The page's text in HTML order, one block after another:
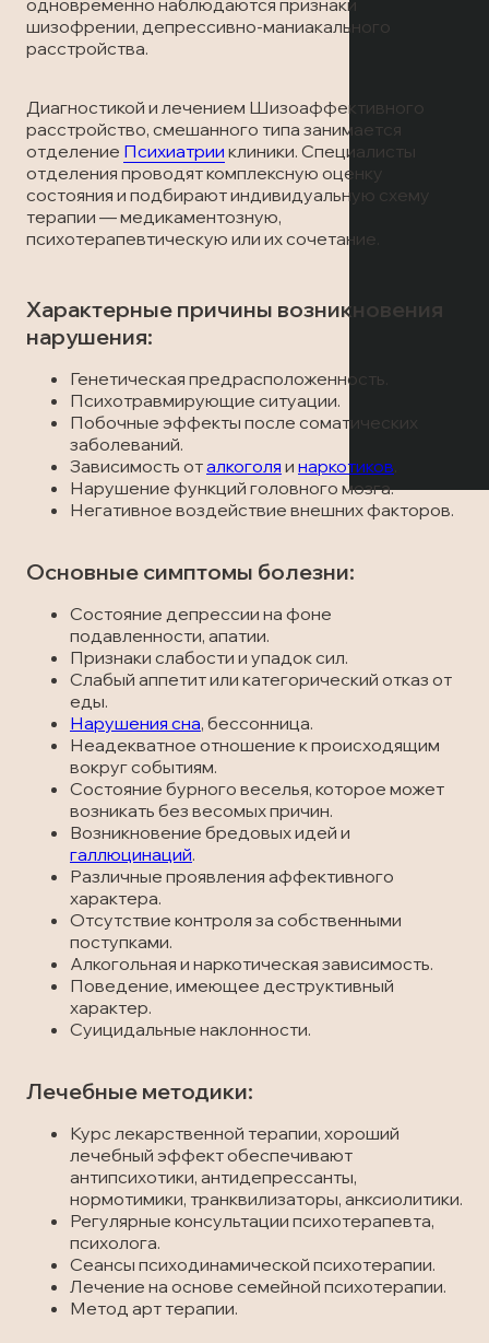
Лечение алкоголизма
Транспортировка пациентов
Лечение в стационаре
Скорая медицинская помощь
Онлайн-консультация
Вызов врача
Запись на прием
Запись на прием
Вызов врача
одновременно наблюдаются признаки
шизофрении, депрессивно-маниакального
расстройства.
Диагностикой и лечением Шизоаффективного
расстройство, смешанного типа занимается
отделение Психиатрии клиники. Специалисты
отделения проводят комплексную оценку
состояния и подбирают индивидуальную схему
терапии — медикаментозную,
психотерапевтическую или их сочетание.
Характерные причины возникновения
нарушения:
Генетическая предрасположенность.
Психотравмирующие ситуации.
Побочные эффекты после соматических
заболеваний.
Зависимость оталкоголя и наркотиков
Нарушение функций головного мозга.
Негативное воздействие внешних факторов.
Основные симптомы болезни:
Состояние депрессии на фоне
подавленности, апатии.
Признаки слабости и упадок сил.
Слабый аппетит или категорический отказ от
еды.
Нарушения сна, бессонница.
Неадекватное отношение к происходящим
вокруг событиям.
Состояние бурного веселья, которое может
возникать без весомых причин.
Возникновение бредовых идей и
галлюцинаций.
Различные проявления аффективного
характера.
Отсутствие контроля за собственными
поступками.
Алкогольная и наркотическая зависимость.
Поведение, имеющее деструктивный
характер.
Суицидальные наклонности.
Лечебные методики:
Курс лекарственной терапии, хороший
лечебный эффект обеспечивают
антипсихотики, антидепрессанты,
нормотимики, транквилизаторы, анксиолитики.
Регулярные консультации психотерапевта,
психолога.
Сеансы психодинамической психотерапии.
Лечение на основе семейной психотерапии.
Метод арт терапии.